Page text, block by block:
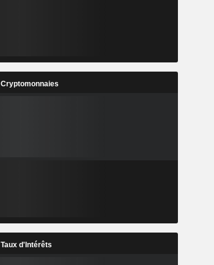
Cryptomonnaies
Taux d'Intérêts